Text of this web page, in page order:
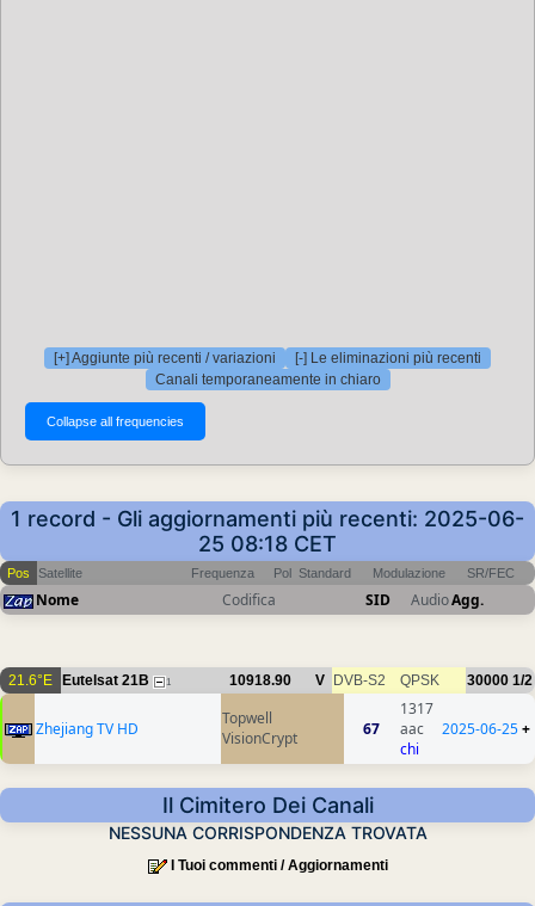
[+] Aggiunte più recenti / variazioni
[-] Le eliminazioni più recenti
Canali temporaneamente in chiaro
1 record - Gli aggiornamenti più recenti: 2025-06-
25 08:18 CET
Pos Satellite Frequenza Pol Standard Modulazione SR/FEC
Nome Codifica SID AudioAgg.
21.6°E Eutelsat 21B 1 10918.90 V DVB-S2 QPSK 30000 1/2
Zhejiang TV HD
Topwell
VisionCrypt
67
1317
aac
chi
2025-06-25+
Il Cimitero Dei Canali
NESSUNA CORRISPONDENZA TROVATA
I Tuoi commenti / Aggiornamenti